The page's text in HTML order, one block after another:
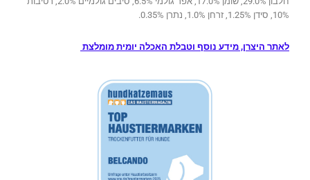
10%, סידן 1.25%, זרחן 1.0%, נתרן 0.35%.
לאתר היצרן, מידע נוסף וטבלת האכלה יומית מומלצת